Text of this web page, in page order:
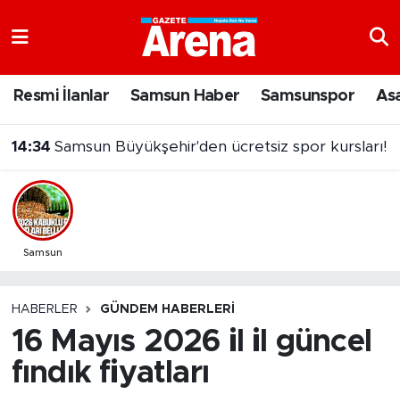
Resmi İlanlar Samsun Haber Samsunspor
14:34 Samsun Büyükşehir'den ücretsiz spor kursları!
Samsun
HABERLER GÜNDEM HABERLERI
16 Mayıs 2026 il il güncel
fındık fiyatları
Samsun Namaz Vakitleri
Trafik Durumu
Süper Lig Puan Durumu ve Fikstür
Son Dakika Haberleri
Haber Arşivi